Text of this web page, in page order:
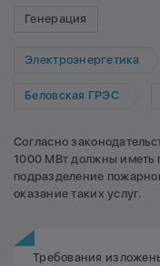
Генерация
Электроэнергетика
Беловская ГРЭС
Согласно
1000 МВт должны иметь
подразделение
оказание таких услуг.
Требования